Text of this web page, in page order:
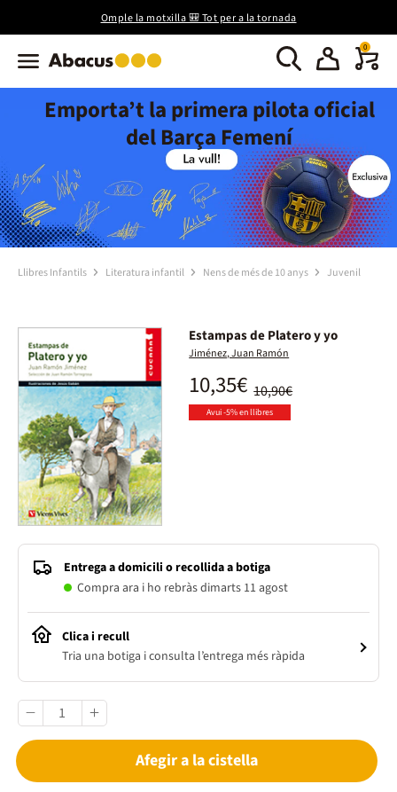
Omple la motxilla 🎒 Tot per a la tornada
0
Emporta’t la primera pilota oficial
del Barça Femení
Llibres Infantils Literatura infantil Nens de més de 10 anys Juvenil
Estampas de Platero y yo
Jiménez, Juan Ramón
10,90€
10,35€
Avui -5% en llibres
Entrega a domicili o recollida a botiga
Compra ara i ho rebràs dimarts 11 agost
Clica i recull
Tria una botiga i consulta l’entrega més ràpida
Afegir a la cistella